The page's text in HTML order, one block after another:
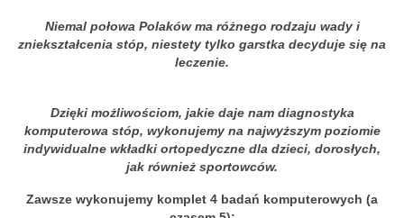
Niemal połowa Polaków ma różnego rodzaju wady i
zniekształcenia stóp, niestety tylko garstka decyduje się na
leczenie.
Dzięki możliwościom, jakie daje nam diagnostyka
komputerowa stóp, wykonujemy na najwyższym poziomie
indywidualne wkładki ortopedyczne dla dzieci, dorosłych,
jak również sportowców.
Zawsze wykonujemy komplet 4 badań komputerowych (a